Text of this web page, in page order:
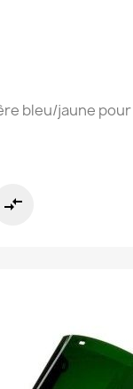
bleu/jaune
compare_arrows